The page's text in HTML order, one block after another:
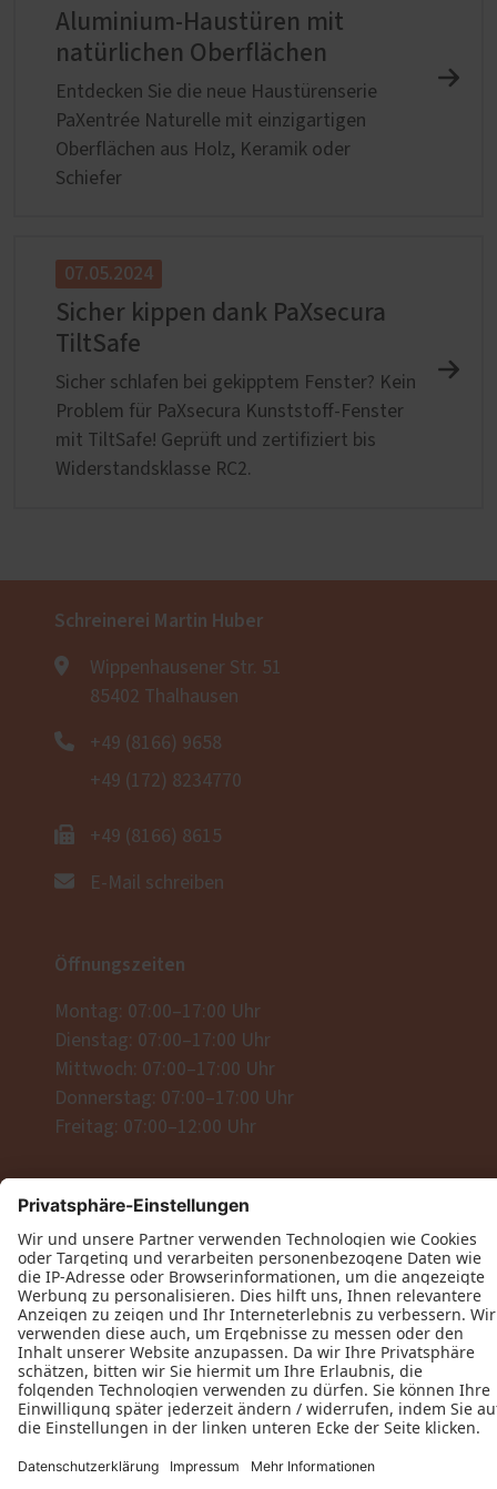
Aluminium-Haustüren mit
natürlichen Oberflächen
Entdecken Sie die neue Haustürenserie
PaXentrée Naturelle mit einzigartigen
Oberflächen aus Holz, Keramik oder
Schiefer
07.05.2024
Sicher kippen dank PaXsecura
TiltSafe
Sicher schlafen bei gekipptem Fenster? Kein
Problem für PaXsecura Kunststoff-Fenster
mit TiltSafe! Geprüft und zertifiziert bis
Widerstandsklasse RC2.
Schreinerei Martin Huber
Wippenhausener Str. 51
85402 Thalhausen
+49 (8166) 9658
+49 (172) 8234770
+49 (8166) 8615
E-Mail schreiben
Öffnungszeiten
Montag: 07:00–17:00 Uhr
Dienstag: 07:00–17:00 Uhr
Mittwoch: 07:00–17:00 Uhr
Donnerstag: 07:00–17:00 Uhr
Freitag: 07:00–12:00 Uhr
Wir freuen uns auf Ihre Anfrage!
Jetzt Kontakt aufnehmen
Datenschutz
Impressum
Schreinerei Martin Huber © 2026